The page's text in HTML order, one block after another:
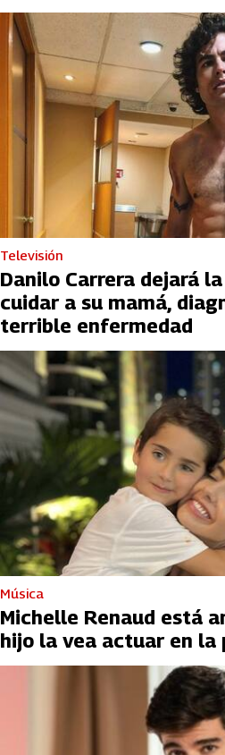
Televisión
Danilo Carrera dejará
cuidar a su mamá,
terrible enfermedad
Música
Michelle Renaud está
hijo la vea actuar en la